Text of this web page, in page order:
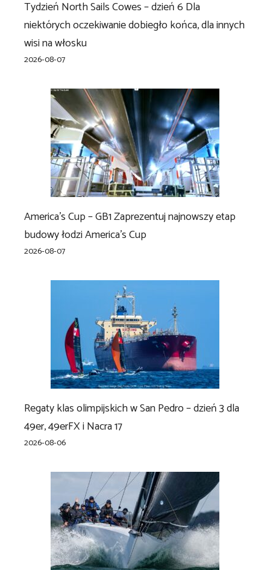
Tydzień North Sails Cowes – dzień 6 Dla
niektórych oczekiwanie dobiegło końca, dla innych
wisi na włosku
2026-08-07
America’s Cup – GB1 Zaprezentuj najnowszy etap
budowy łodzi America’s Cup
2026-08-07
Regaty klas olimpijskich w San Pedro – dzień 3 dla
49er, 49erFX i Nacra 17
2026-08-06